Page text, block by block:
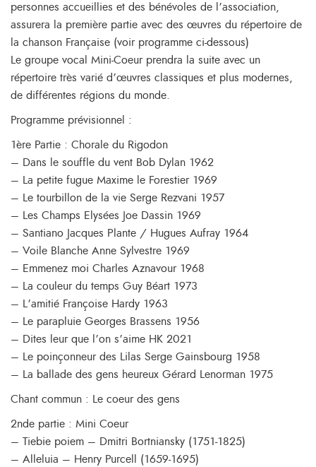
personnes accueillies et des bénévoles de l’association,
assurera la première partie avec des œuvres du répertoire de
la chanson Française (voir programme ci-dessous)
Le groupe vocal Mini-Coeur prendra la suite avec un
répertoire très varié d’œuvres classiques et plus modernes,
de différentes régions du monde.
Programme prévisionnel :
1ère Partie : Chorale du Rigodon
– Dans le souffle du vent Bob Dylan 1962
– La petite fugue Maxime le Forestier 1969
– Le tourbillon de la vie Serge Rezvani 1957
– Les Champs Elysées Joe Dassin 1969
– Santiano Jacques Plante / Hugues Aufray 1964
– Voile Blanche Anne Sylvestre 1969
– Emmenez moi Charles Aznavour 1968
– La couleur du temps Guy Béart 1973
– L’amitié Françoise Hardy 1963
– Le parapluie Georges Brassens 1956
– Dites leur que l’on s’aime HK 2021
– Le poinçonneur des Lilas Serge Gainsbourg 1958
– La ballade des gens heureux Gérard Lenorman 1975
Chant commun : Le coeur des gens
2nde partie : Mini Coeur
– Tiebie poiem – Dmitri Bortniansky (1751-1825)
– Alleluia – Henry Purcell (1659-1695)